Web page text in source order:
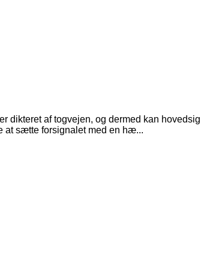
dikteret af togvejen, og dermed kan
at sætte forsignalet med en hæ...